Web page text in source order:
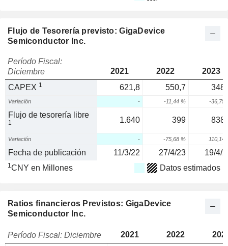
Flujo de Tesorería previsto: GigaDevice
Semiconductor Inc.
Período Fiscal:
Diciembre
2021 2022
2023
CAPEX 1 621,8 550,7
Variación - -11,44 % -36,75
Flujo de tesorería libre
1 1.640 399
Variación - -75,68 % 110,14
Fecha de publicación 11/3/22 27/4/23 19/4/
1CNY en Millones Datos estimados
Ratios financieros Previstos: GigaDevice
Semiconductor Inc.
Período Fiscal: Diciembre 2021 2022